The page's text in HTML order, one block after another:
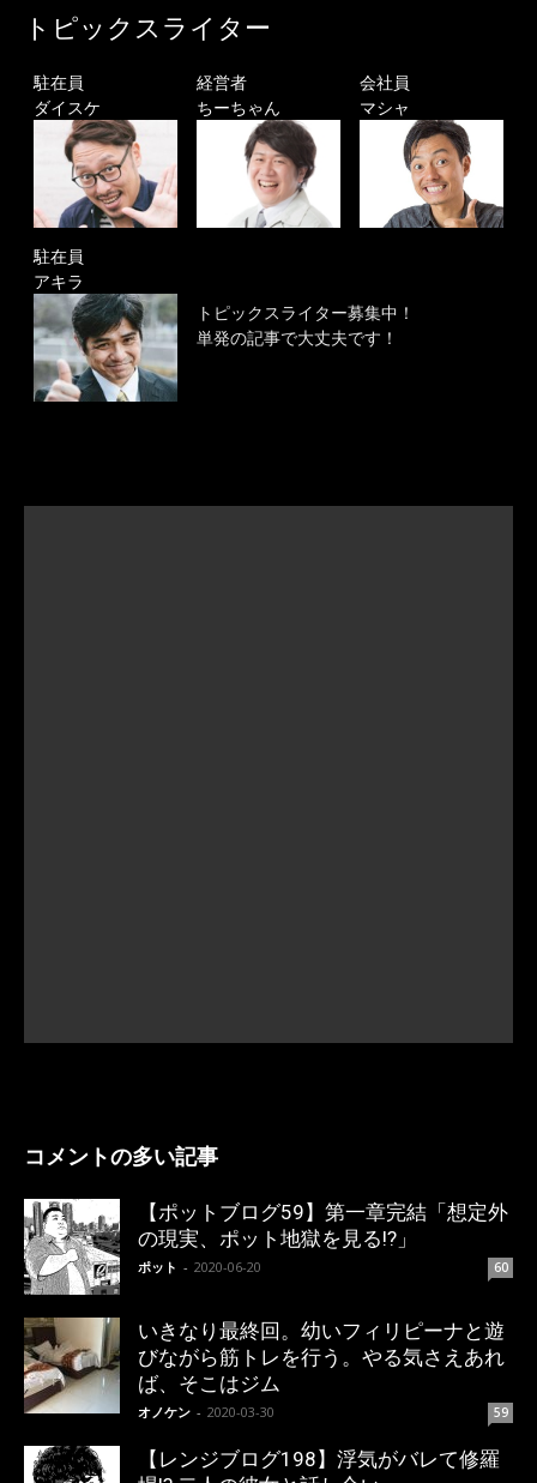
トピックスライター
駐在員
ダイスケ
経営者
ちーちゃん
会社員
マシャ
駐在員
アキラ
トピックスライター募集中！
単発の記事で大丈夫です！
コメントの多い記事
【ポットブログ59】第一章完結「想定外
の現実、ポット地獄を見る!?」
ポット - 2020-06-20 60
いきなり最終回。幼いフィリピーナと遊
びながら筋トレを行う。やる気さえあれ
ば、そこはジム
オノケン - 2020-03-30 59
【レンジブログ198】浮気がバレて修羅